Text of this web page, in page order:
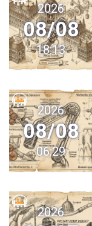
2026
08/08
18:13
2026
08/08
06:29
2026